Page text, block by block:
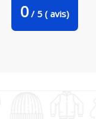
0 / 5 ( avis)